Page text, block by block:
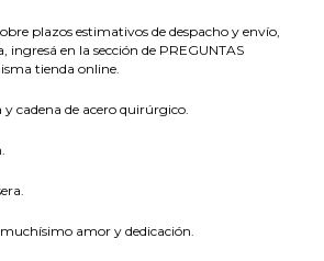
plazos estimativos de despacho y envío,
ingresá en la sección de PREGUNTAS
tienda online.
y cadena de acero quirúrgico.
amor y dedicación.